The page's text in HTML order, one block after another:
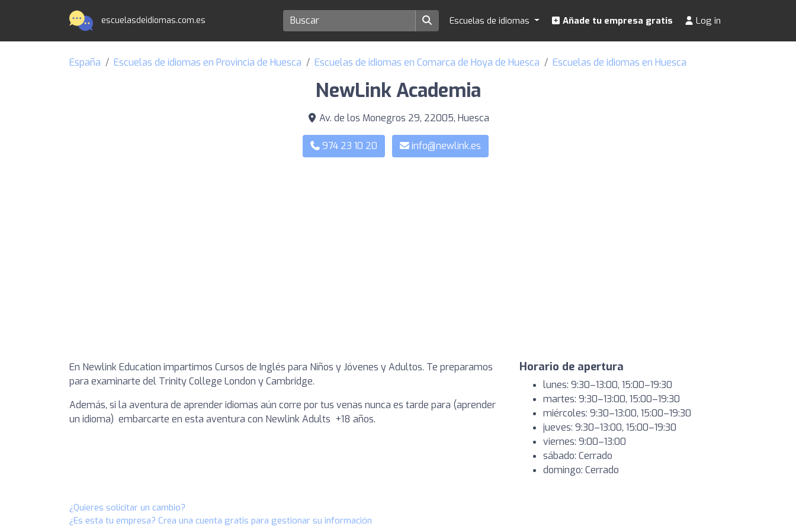
escuelasdeidiomas.com.es Escuelas de idiomas Añade tu empresa gratis Log in
España Escuelas de idiomas en Provincia de Huesca Escuelas de idiomas en Comarca de Hoya de Huesca Escuelas de idiomas en Huesca
NewLink Academia
Av. de los Monegros 29, 22005, Huesca
974 23 10 20 info@newlink.es
En Newlink Education impartimos Cursos de Inglés para Niños y Jóvenes y Adultos. Te preparamos
para examinarte del Trinity College London y Cambridge.
Además, si la aventura de aprender idiomas aún corre por tus venas nunca es tarde para (aprender
un idioma) embarcarte en esta aventura con Newlink Adults +18 años.
Horario de apertura
lunes: 9:30–13:00, 15:00–19:30
martes: 9:30–13:00, 15:00–19:30
miércoles: 9:30–13:00, 15:00–19:30
jueves: 9:30–13:00, 15:00–19:30
viernes: 9:00–13:00
sábado: Cerrado
domingo: Cerrado
¿Quieres solicitar un cambio?
¿Es esta tu empresa? Crea una cuenta gratis para gestionar su información